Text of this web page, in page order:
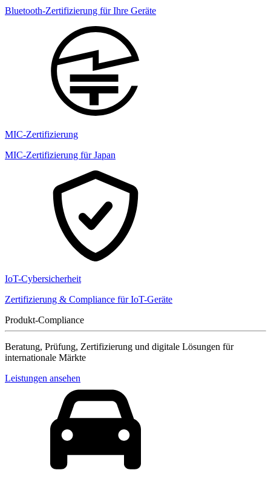
Bluetooth-Zertifizierung für Ihre Geräte
MIC-Zertifizierung
MIC-Zertifizierung für Japan
IoT-Cybersicherheit
Zertifizierung & Compliance für IoT-Geräte
Produkt-Compliance
Beratung, Prüfung, Zertifizierung und digitale Lösungen für
internationale Märkte
Leistungen ansehen